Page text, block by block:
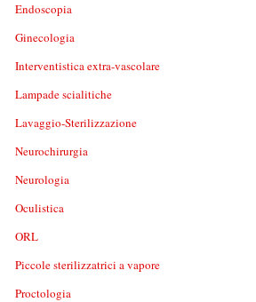
Endoscopia
Ginecologia
Interventistica extra-vascolare
Lampade scialitiche
Lavaggio-Sterilizzazione
Neurochirurgia
Neurologia
Oculistica
ORL
Piccole sterilizzatrici a vapore
Proctologia